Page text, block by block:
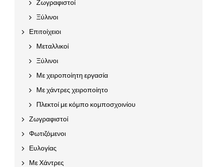
Ζωγραφιστοί
Ξύλινοι
Επιτοίχειοι
Μεταλλικοί
Ξύλινοι
Με χειροποίητη εργασία
Με χάντρες χειροποίητο
Πλεκτοί με κόμπο κομποσχοινίου
Ζωγραφιστοί
Φωτιζόμενοι
Ευλογίας
Με Χάντρες